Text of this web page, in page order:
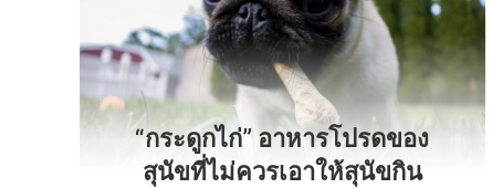
“กระดูกไก่” อาหารโปรดของ
สุนัขที่ไม่ควรเอาให้สุนัขกิน